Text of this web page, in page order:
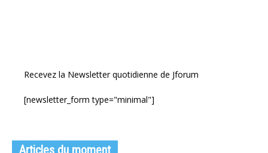
Recevez la Newsletter quotidienne de Jforum
[newsletter_form type="minimal"]
Articles du moment